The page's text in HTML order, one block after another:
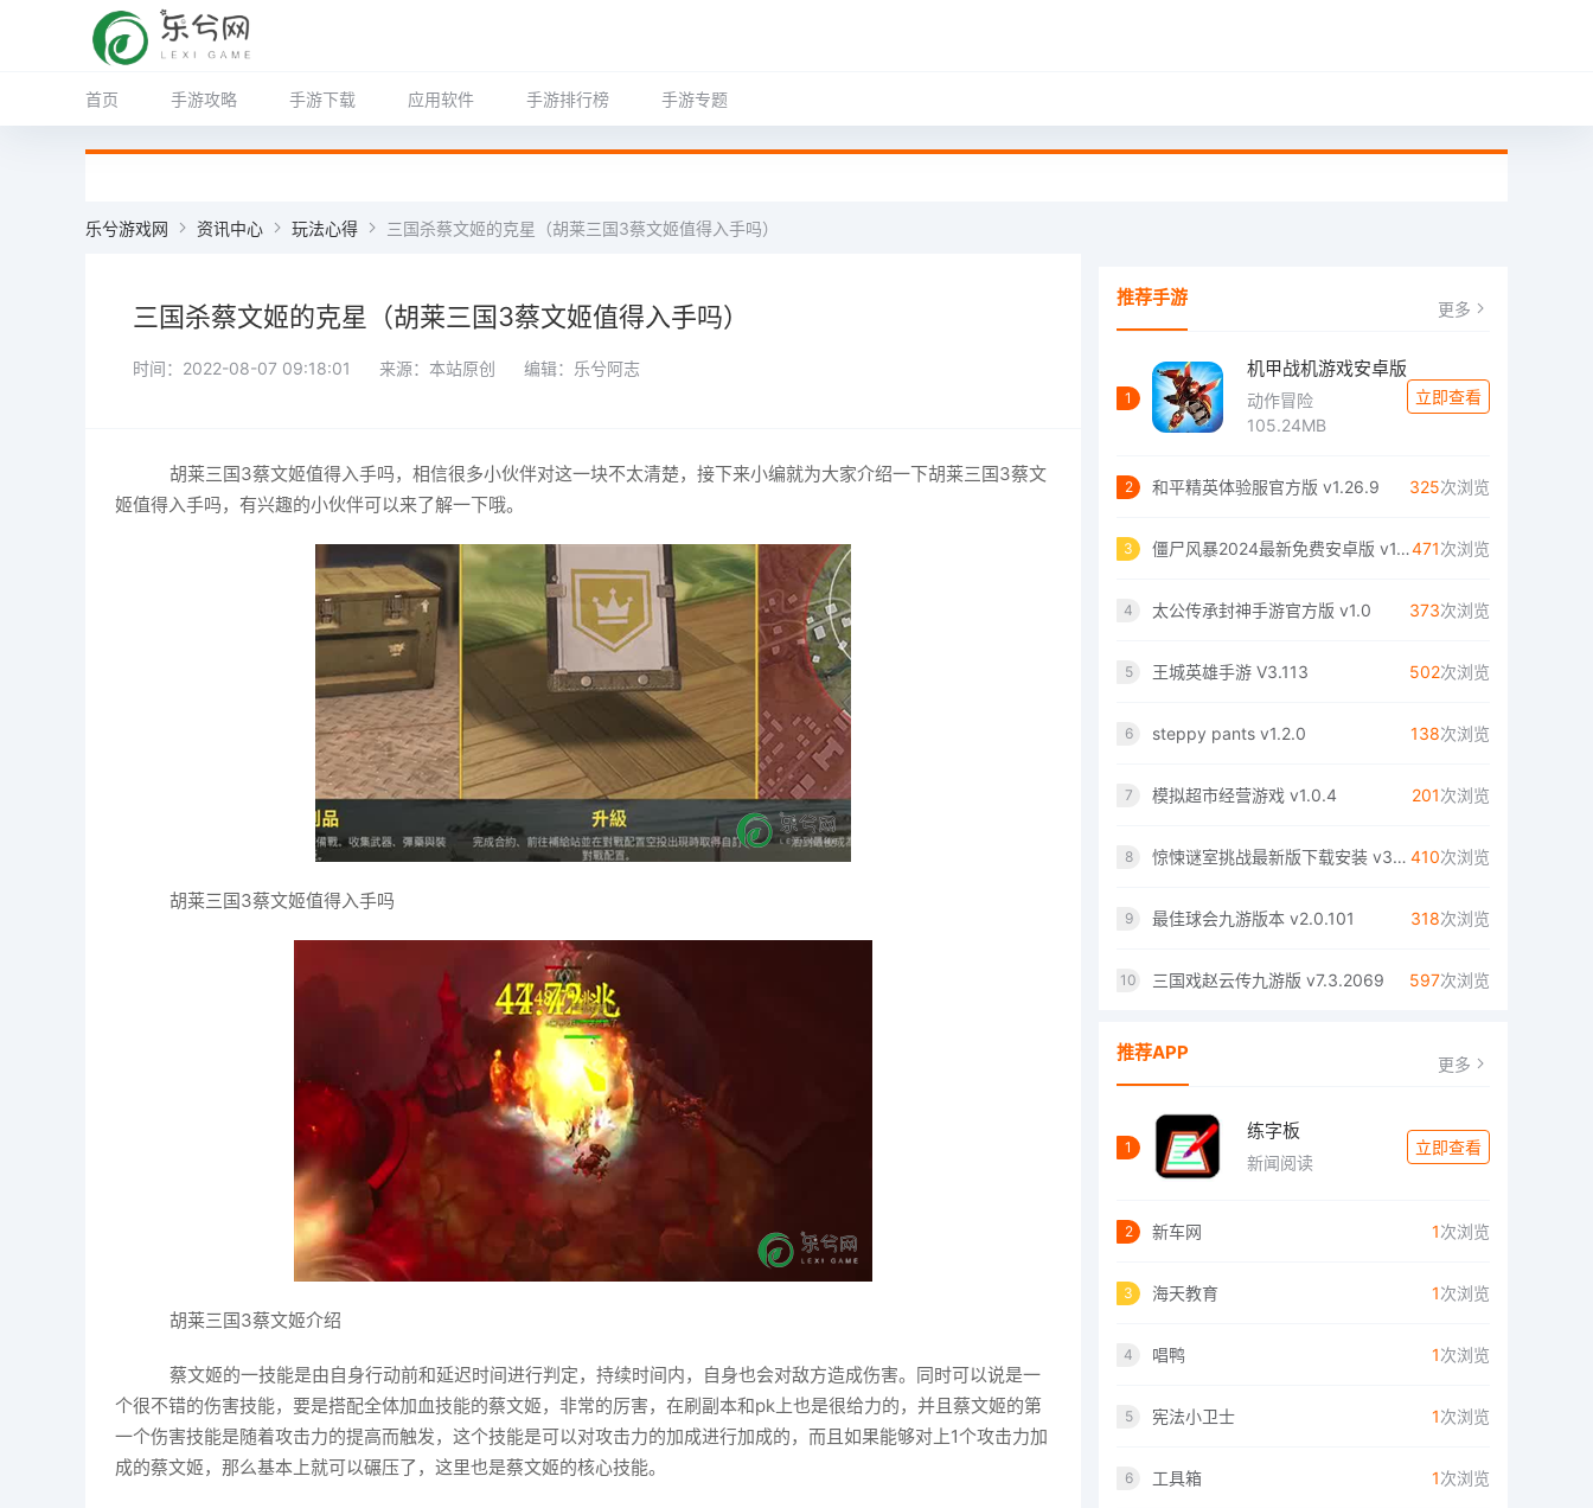
首页 手游攻略 手游下载 应用软件 手游排行榜 手游专题
乐兮游戏网 资讯中心 玩法心得 三国杀蔡文姬的克星（胡莱三国3蔡文姬值得入手吗）
三国杀蔡文姬的克星（胡莱三国3蔡文姬值得入手吗）
时间：2022-08-07 09:18:01 来源：本站原创 编辑：乐兮阿志
胡莱三国3蔡文姬值得入手吗，相信很多小伙伴对这一块不太清楚，接下来小编就为大家介绍一下胡莱三国3蔡文
姬值得入手吗，有兴趣的小伙伴可以来了解一下哦。
胡莱三国3蔡文姬值得入手吗
胡莱三国3蔡文姬介绍
蔡文姬的一技能是由自身行动前和延迟时间进行判定，持续时间内，自身也会对敌方造成伤害。同时可以说是一
个很不错的伤害技能，要是搭配全体加血技能的蔡文姬，非常的厉害，在刷副本和pk上也是很给力的，并且蔡文姬的第
一个伤害技能是随着攻击力的提高而触发，这个技能是可以对攻击力的加成进行加成的，而且如果能够对上1个攻击力加
成的蔡文姬，那么基本上就可以碾压了，这里也是蔡文姬的核心技能。
推荐手游 更多
1
机甲战机游戏安卓版
动作冒险
105.24MB
立即查看
2 和平精英体验服官方版 v1.26.9 325次浏览
3 僵尸风暴2024最新免费安卓版 v1.0.1.92471次浏览
4 太公传承封神手游官方版 v1.0 373次浏览
5 王城英雄手游 V3.113 502次浏览
6 steppy pants v1.2.0 138次浏览
7 模拟超市经营游戏 v1.0.4 201次浏览
8 惊悚谜室挑战最新版下载安装 v3.3.25 410次浏览
9 最佳球会九游版本 v2.0.101 318次浏览
10 三国戏赵云传九游版 v7.3.2069 597次浏览
推荐APP 更多
1
练字板
新闻阅读
立即查看
2 新车网 1次浏览
3 海天教育 1次浏览
4 唱鸭 1次浏览
5 宪法小卫士 1次浏览
6 工具箱 1次浏览